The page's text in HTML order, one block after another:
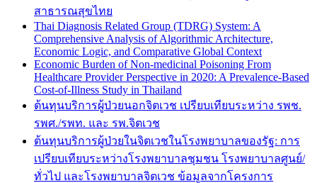
สาธารณสุขไทย
Thai Diagnosis Related Group (TDRG) System: A
Comprehensive Analysis of Algorithmic Architecture,
Economic Logic, and Comparative Global Context
Economic Burden of Non-medicinal Poisoning From
Healthcare Provider Perspective in 2020: A Prevalence-Based
Cost-of-Illness Study in Thailand
ต้นทุนบริการผู้ป่วยนอกจิตเวช เปรียบเทียบระหว่าง รพช.
รพศ./รพท. และ รพ.จิตเวช
ต้นทุนบริการผู้ป่วยในจิตเวชในโรงพยาบาลของรัฐ: การ
เปรียบเทียบระหว่างโรงพยาบาลชุมชน โรงพยาบาลศูนย์/
ทั่วไป และโรงพยาบาลจิตเวช ข้อมูลจากโครงการ